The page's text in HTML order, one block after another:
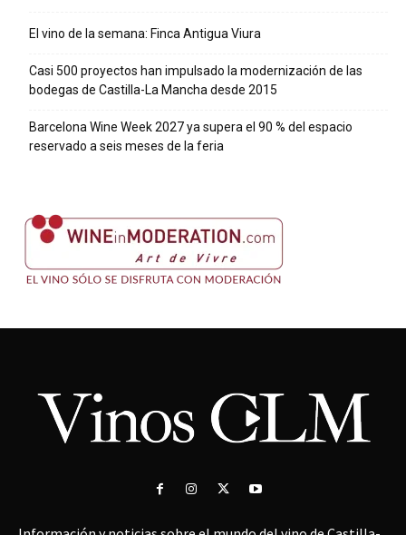
El vino de la semana: Finca Antigua Viura
Casi 500 proyectos han impulsado la modernización de las
bodegas de Castilla-La Mancha desde 2015
Barcelona Wine Week 2027 ya supera el 90 % del espacio
reservado a seis meses de la feria